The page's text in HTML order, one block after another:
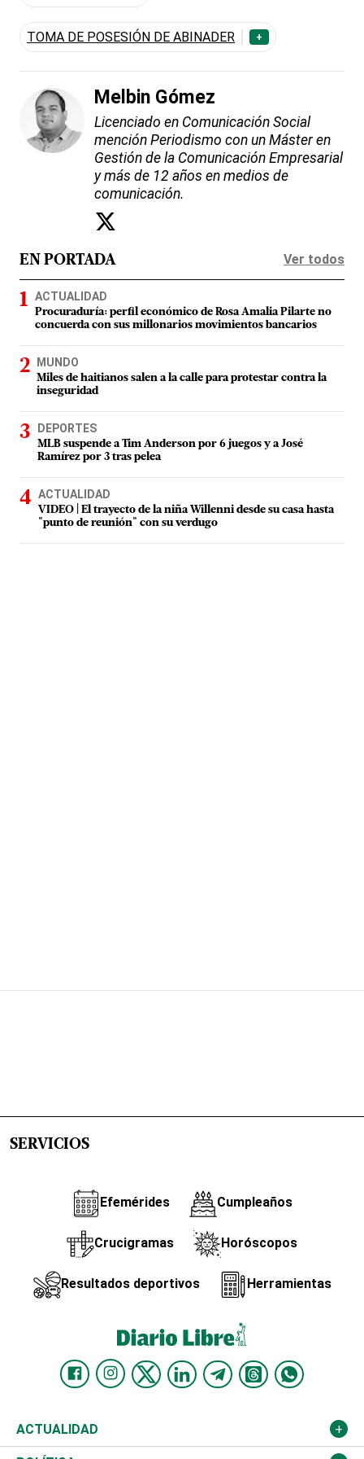
TOMA DE POSESIÓN DE ABINADER +
Melbin Gómez
Licenciado en Comunicación Social
mención Periodismo con un Máster en
Gestión de la Comunicación Empresarial
y más de 12 años en medios de
comunicación.
EN PORTADA Ver todos
ACTUALIDAD
Procuraduría: perfil económico de Rosa Amalia Pilarte no
concuerda con sus millonarios movimientos bancarios
MUNDO
Miles de haitianos salen a la calle para protestar contra la
inseguridad
DEPORTES
MLB suspende a Tim Anderson por 6 juegos y a José
Ramírez por 3 tras pelea
ACTUALIDAD
VIDEO | El trayecto de la niña Willenni desde su casa hasta
"punto de reunión" con su verdugo
SERVICIOS
Efemérides Cumpleaños
Crucigramas Horóscopos
Resultados deportivos Herramientas
ACTUALIDAD